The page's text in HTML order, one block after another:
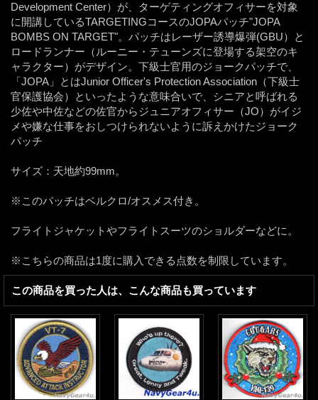
Development Center）が、ターゲティングオフィサーを対象
に開講しているTARGETINGコースのJOPAパッチ"JOPA
BOMBS ON TARGET"。パッチはレーザー誘導爆弾(GBU）と
ロードランナー（ルーニー・テューンズに登場する架空のキ
ャラクター）がデザイン。下級士官用のジョークパッチで、
「JOPA」とはJunior Officer's Protection Association（下級士
官保護協会）といったような意味合いで、シニアと呼ばれる
少佐や中佐などの佐官からジュニアオフィサー（JO）がイジ
メや嫌な仕事をおしつけられないように訴えかけたジョーク
パッチ
サイズ：天地約99mm。
※このパッチはベルクロ/オスメス付き。
フライトジャケットやフライトスーツのショルダーなどに。
※こちらの商品は1度に購入できる点数を制限しています。
この商品を買った人は、こんな商品も買っています